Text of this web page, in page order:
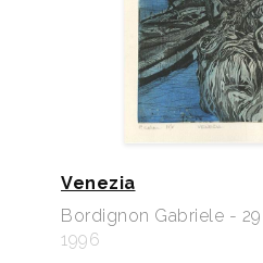
Venezia
Bordignon Gabriele - 29
1996